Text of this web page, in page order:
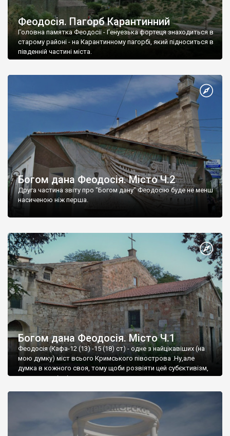
Феодосія. Пагорб Карантинний
Головна памятка Феодосії - Генуезька фортеця знаходиться в
старому районі - на Карантинному пагорбі, який підноситься в
південній частині міста.
Богом дана Феодосія. Місто Ч.2
Друга частина звіту про "Богом дану" Феодосію буде не менш
насиченою ніж перша.
Богом дана Феодосія. Місто Ч.1
Феодосія (Кафа-12 (13) -15 (18) ст) - одне з найцікавіших (на
мою думку) міст всього Кримського півострова .Ну,але
думка в кожного своя, тому щоби розвіяти цей субєктивізм,
запрошую відвідати це